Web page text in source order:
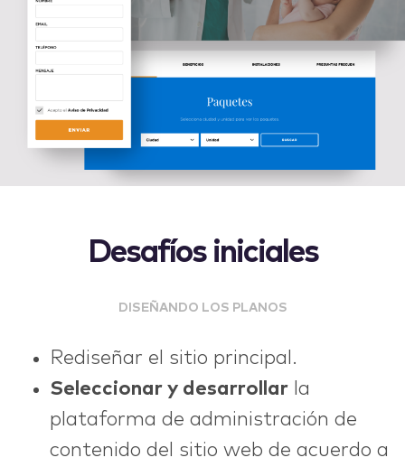
Desafíos iniciales
DISEÑANDO LOS PLANOS
Rediseñar el sitio principal.
Seleccionar y desarrollar la
plataforma de administración de
contenido del sitio web de acuerdo a